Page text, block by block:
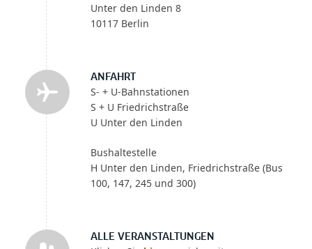
Unter den Linden 8
10117 Berlin
ANFAHRT
S- + U-Bahnstationen
S + U Friedrichstraße
U Unter den Linden
Bushaltestelle
H Unter den Linden, Friedrichstraße (Bus
100, 147, 245 und 300)
ALLE VERANSTALTUNGEN